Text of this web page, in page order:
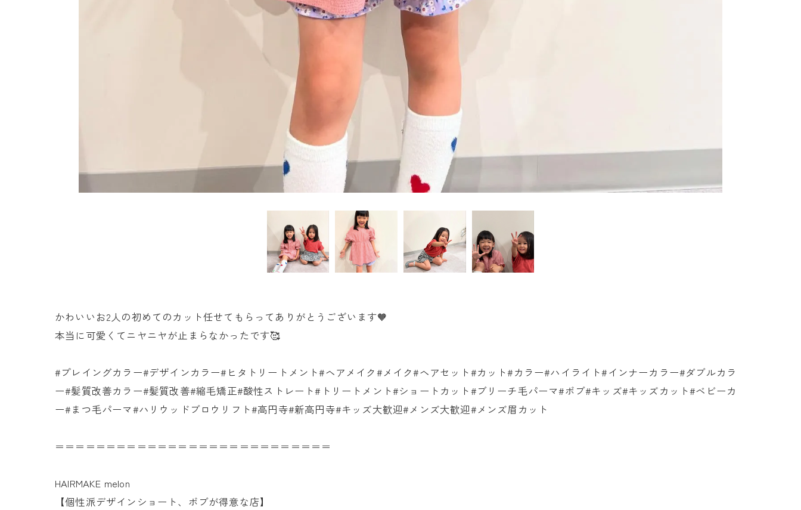
かわいいお2人の初めてのカット任せてもらってありがとうございます🧡
本当に可愛くてニヤニヤが止まらなかったです🥰
#プレイングカラー#デザインカラー#ヒタトリートメント#ヘアメイク#メイク#ヘアセット#カット#カラー#ハイライト#インナーカラー#ダブルカラ
ー#髪質改善カラー#髪質改善#縮毛矯正#酸性ストレート#トリートメント#ショートカット#ブリーチ毛パーマ#ボブ#キッズ#キッズカット#ベビーカ
ー#まつ毛パーマ#ハリウッドブロウリフト#高円寺#新高円寺#キッズ大歓迎#メンズ大歓迎#メンズ眉カット
＝＝＝＝＝＝＝＝＝＝＝＝＝＝＝＝＝＝＝＝＝＝＝＝＝＝＝
HAIRMAKE melon
【個性派デザインショート、ボブが得意な店】
CONTACT
CONTACT